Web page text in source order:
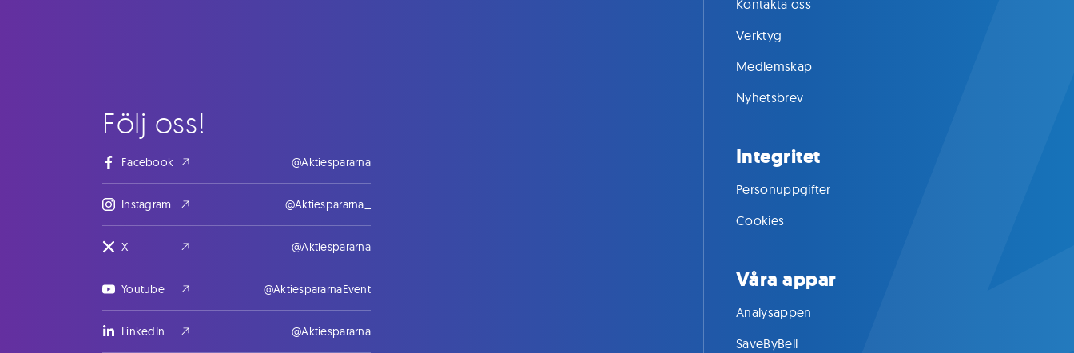
Följ oss!
Facebook @Aktiespararna
Instagram @Aktiespararna_
X @Aktiespararna
Youtube @AktiespararnaEvent
LinkedIn @Aktiespararna
Kontakta oss
Verktyg
Medlemskap
Nyhetsbrev
Integritet
Personuppgifter
Cookies
Våra appar
Analysappen
SaveByBell